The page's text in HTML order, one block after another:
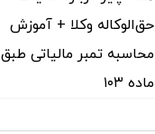
حق‌الوکاله وکلا + آموزش
محاسبه تمبر مالیاتی طبق
ماده ۱۰۳